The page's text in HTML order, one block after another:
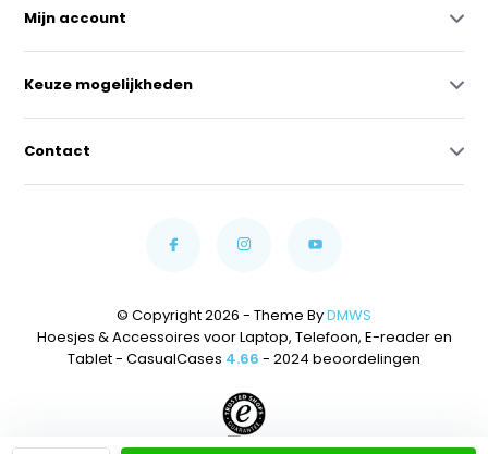
Mijn account
Keuze mogelijkheden
Contact
© Copyright 2026 - Theme ByDMWS
Hoesjes & Accessoires voor Laptop, Telefoon, E-reader en
Tablet - CasualCases 4.66 - 2024 beoordelingen